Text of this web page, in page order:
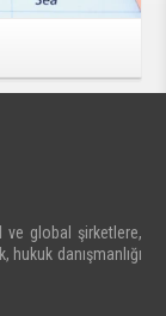
ve global şirketlere,
hukuk danışmanlığı